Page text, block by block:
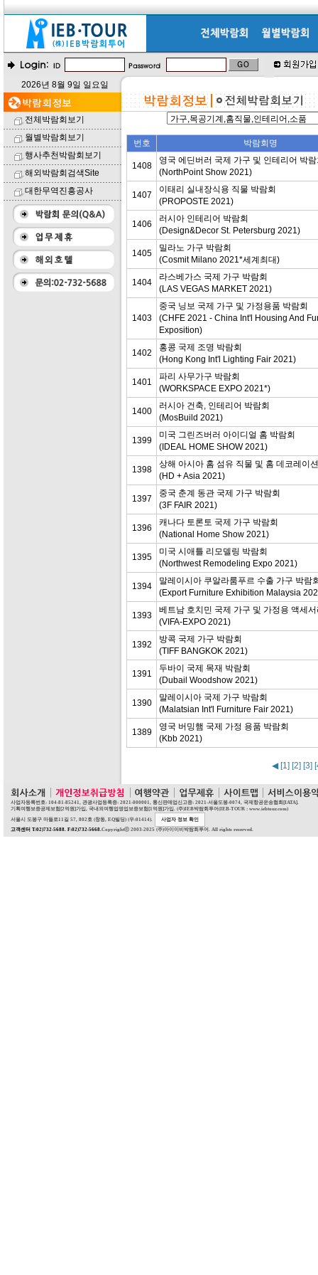
2026년 8월 9일 일요일
전체박람회보기
월별박람회보기
행사추천박람회보기
해외박람회검색Site
대한무역진흥공사
번호 박람회명
1408
영국 에딘버러 국제 가구 및 인테리어 박
(NorthPoint Show 2021)
1407
이태리 실내장식용 직물 박람회
(PROPOSTE 2021)
1406
러시아 인테리어 박람회
(Design&Decor St. Petersburg 2021)
1405
밀라노 가구 박람회
(Cosmit Milano 2021*세계최대)
1404
라스베가스 국제 가구 박람회
(LAS VEGAS MARKET 2021)
1403
중국 닝보 국제 가구 및 가정용품 박람회
(CHFE 2021 - China Int'l Housing And
Exposition)
1402
홍콩 국제 조명 박람회
(Hong Kong Int'l Lighting Fair 2021)
1401
파리 사무가구 박람회
(WORKSPACE EXPO 2021*)
1400
러시아 건축, 인테리어 박람회
(MosBuild 2021)
1399
미국 그린즈버러 아이디얼 홈 박람회
(IDEAL HOME SHOW 2021)
1398
상해 아시아 홈 섬유 직물 및 홈 데코레이
(HD + Asia 2021)
1397
중국 춘계 동관 국제 가구 박람회
(3F FAIR 2021)
1396
캐나다 토론토 국제 가구 박람회
(National Home Show 2021)
1395
미국 시애틀 리모델링 박람회
(Northwest Remodeling Expo 2021)
1394
말레이시아 쿠알라룸푸르 수출 가구 박람
(Export Furniture Exhibition Malaysia
1393
베트남 호치민 국제 가구 및 가정용 액세
(VIFA-EXPO 2021)
1392
방콕 국제 가구 박람회
(TIFF BANGKOK 2021)
1391
두바이 국제 목재 박람회
(Dubail Woodshow 2021)
1390
말레이시아 국제 가구 박람회
(Malatsian Int'l Furniture Fair 2021)
1389
영국 버밍햄 국제 가정 용품 박람회
(Kbb 2021)
◀ [1] [2] [3]
사업자등록번호: 104-81-85241, 관광사업등록증: 2021-000001, 통신판매업신고증: 2021-서울도봉-0074, 국제항공운송협회[IATA].
기획여행보증공제보험[2억원]가입, 국내외여행업영업보증보험[1억원]가입. (주)IEB박람회투어(IEB-TOUR : www.iebtour.com)
서울시 도봉구 마들로11길 57, 802호 (창동, EQ빌딩) (우:01414).
사업자 정보 확인
고객센터 T:02)732-5688. F:02)732-5668.Copyrightⓒ 2003-2025 (주)아이이비박람회투어. All rights reserved.